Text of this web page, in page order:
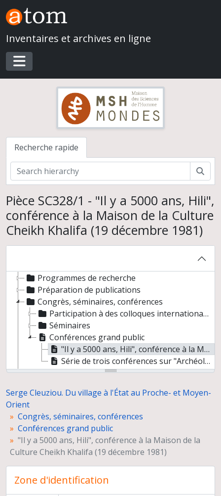
Skip to main content
Inventaires et archives en ligne
Toggle navigation
Recherche rapide
Pièce SC328/1 - "Il y a 5000 ans, Hili",
conférence à la Maison de la Culture
Cheikh Khalifa (19 décembre 1981)
Serge Cleuziou. Du village à l'État au Proche- et Moyen-Orient
Programmes de recherche
Préparation de publications
Congrès, séminaires, conférences
Participation à des colloques internationaux
Séminaires
Conférences grand public
"Il y a 5000 ans, Hili", conférence à la Maison de la Culture Cheikh Khalifa (19 décembre 1981)
Série de trois conférences sur "Archéologie de la péninsule d'Oman : la conquête de la mer et du désert" pour l'Association culturelle Clio, Paris (25 septembre, 02-03 octobre 1999)
Participation à l'exposition "Ancient Rome and India" (Inde)
Enseignement et formation
Activités d'expertise
Autres responsabilités
Carrière
Serge Cleuziou. Du village à l'État au Proche- et Moyen-
Orient
Congrès, séminaires, conférences
Conférences grand public
"Il y a 5000 ans, Hili", conférence à la Maison de la
Culture Cheikh Khalifa (19 décembre 1981)
Zone d'identification